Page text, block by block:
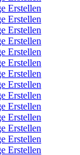
Erstellen
Erstellen
Erstellen
Erstellen
Erstellen
Erstellen
Erstellen
Erstellen
Erstellen
Erstellen
Erstellen
Erstellen
Erstellen
Erstellen